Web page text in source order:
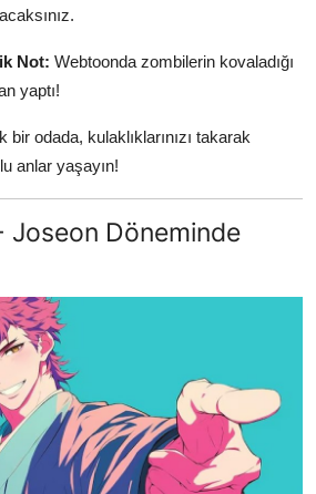
Not: Webtoonda zombilerin kovaladığı
yaptı!
bir odada, kulaklıklarınızı takarak
anlar yaşayın!
Joseon Döneminde